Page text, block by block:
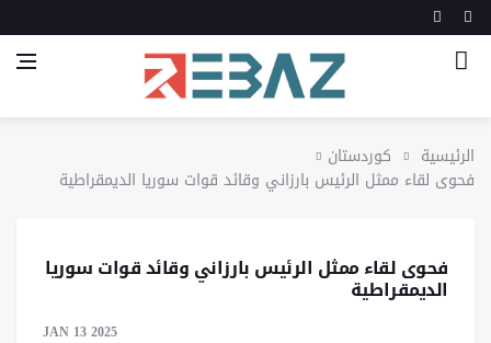
الرئيسية
كوردستان
فحوى لقاء ممثل الرئيس بارزاني وقائد قوات سوريا الديمقراطية
فحوى لقاء ممثل الرئيس بارزاني وقائد قوات سوريا
الديمقراطية
JAN 13 2025